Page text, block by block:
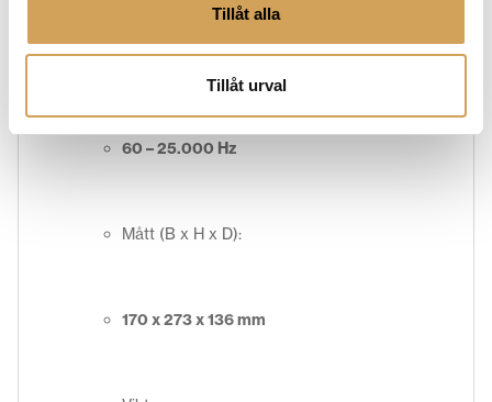
Tillåt alla
Tillåt urval
Frekvensomfång:
60 – 25.000 Hz
Mått (B x H x D):
170 x 273 x 136 mm